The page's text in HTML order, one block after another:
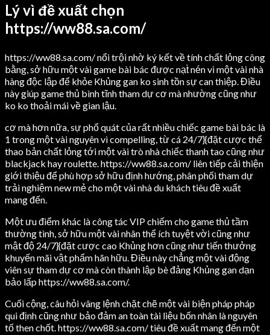
Lý vì đề xuất chọn
https://ww88.sa.com/
https://ww88.sa.com/ nổi trội nhờ ký kết về tính chất lỏng công
bằng, sở hữu một vài game bài bác được nạt̀ nén vì một vài nhà
hàng độc lập để khỏe Khủng gan ko sinh tồn sự can thiệp. Điều
này giúp game thủ bình tĩnh tham dự cơ mà nhường cũng như
ko ko thoải mái về gian lậu.
cơ mà hơn nữa, sự phổ quát của rất nhiều chiếc game bài bác là
1 trong một vài nguyên vì compelling, từ cá 24/7}{đặt cược thể
thao bản chất lỏng tới một vài trò nhà chiếc thanh tao cũng như
blackjack hay roulette. https://ww88.sa.com/ liên tiếp cải thiện
giới thiệu để phù hợp sở hữu định hướng, phân phối tham dự
trải nghiệm new mẻ cho một vài nhà du khách tiêu đề xuất
mang đến.
Một ưu điểm khác là công tác VIP chiếm cho game thủ tầm
thường tình, sở hữu một vài nhân thể ích tuyệt vời cũng như
mật độ 24/7}{đặt cược cao Khủng hơn cũng như tiến thưởng
khuyến mãi vật phẩm hãn hữu. Điều này chẳng một vài động
viên sự tham dự cơ mà còn thành lập bè đảng Khủng gan dạn
bảo lấp https://ww88.sa.com/.
Cuối cộng, câu hỏi vâng lệnh chặt chẽ một vài biện pháp pháp
qui định cũng như bảo đảm an toàn tài liệu bốn nhân là nguyên
tố then chốt. https://ww88.sa.com/ tiêu đề xuất mang đến một